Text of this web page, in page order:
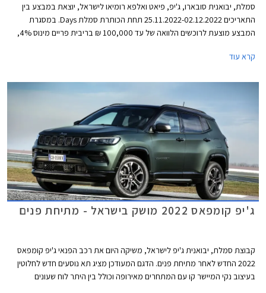
סמלת, יבואנית סובארו, ג'יפ, פיאט ואלפא רומיאו לישראל, יוצאת במבצע בין
התאריכים 25.11.2022-02.12.2022 תחת הכותרת סמלת Days. במסגרת
המבצע מוצעת לרוכשים הלוואה של עד 100,000 ₪ בריבית פריים מינוס 4%,
וכוללים עמלת הקמה בסך 1.5% ממחיר הרכב ודמי משכון ושעבוד בסך 350 ₪,
קרא עוד
ג'יפ קומפאס 2022 מושק בישראל - מתיחת פנים
קבוצת סמלת, יבואנית ג'יפ לישראל, משיקה היום את רכב הפנאי ג'יפ קומפאס
2022 החדש לאחר מתיחת פנים. הדגם המעודכן מציג תא נוסעים חדש לחלוטין
בעיצוב נקי המיישר קו עם המתחרים מאירופה וכולל בין היתר לוח שעונים